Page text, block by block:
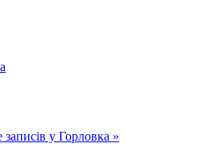
записів у Горловка »